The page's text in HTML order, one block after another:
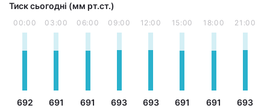
Тиск сьогодні (мм рт.ст.)
00:00
692
03:00
691
06:00
691
09:00
693
12:00
693
15:00
691
18:00
691
21:00
693